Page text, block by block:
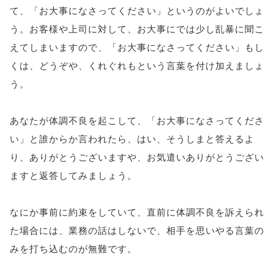
て、「お大事になさってください」というのがよいでしょ
う。お客様や上司に対して、お大事にでは少し乱暴に聞こ
えてしまいますので、「お大事になさってください」もし
くは、どうぞや、くれぐれもという言葉を付け加えましょ
う。
あなたが体調不良を起こして、「お大事になさってくださ
い」と誰からか言われたら、はい、そうしまと答えるよ
り、ありがとうございますや、お気遣いありがとうござい
ますと返答してみましょう。
なにか事前に約束をしていて、直前に体調不良を訴えられ
た場合には、業務の話はしないで、相手を思いやる言葉の
みを打ち込むのが無難です。